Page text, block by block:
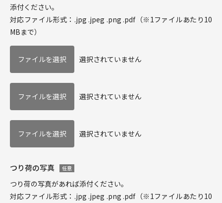
添付ください。
対応ファイル形式：.jpg .jpeg .png .pdf（※1ファイルあたり10
MBまで）
選択されていません
選択されていません
選択されていません
つり荷の写真 任意
つり荷の写真があれば添付ください。
対応ファイル形式：.jpg .jpeg .png .pdf（※1ファイルあたり10